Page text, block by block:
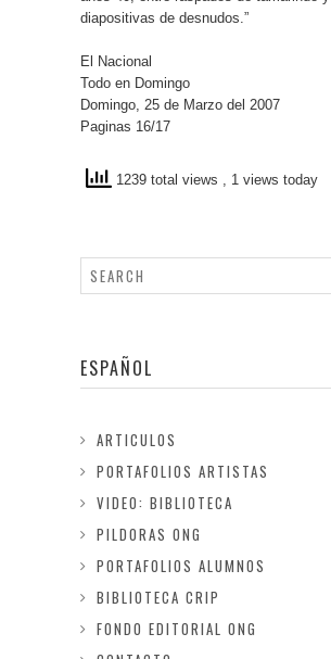
diapositivas de desnudos.”
El Nacional
Todo en Domingo
Domingo, 25 de Marzo del 2007
Paginas 16/17
1239 total views , 1 views today
ESPAÑOL
ARTICULOS
PORTAFOLIOS ARTISTAS
VIDEO: BIBLIOTECA
PILDORAS ONG
PORTAFOLIOS ALUMNOS
BIBLIOTECA CRIP
FONDO EDITORIAL ONG